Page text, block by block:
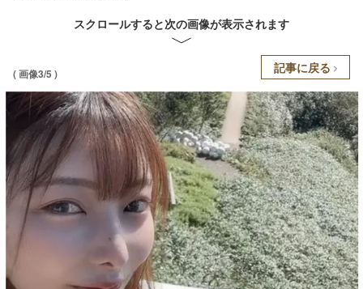
スクロールすると次の画像が表示されます
( 画像3/5 ) 記事に戻る